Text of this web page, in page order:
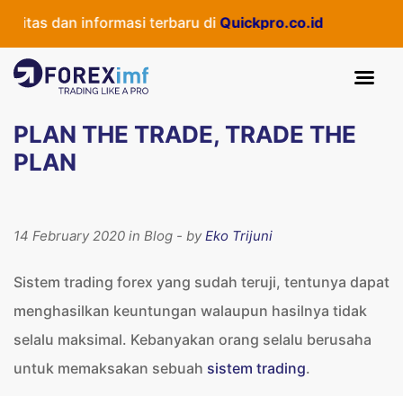
dan informasi terbaru diQuickpro.co.id
PLAN THE TRADE, TRADE THE
PLAN
14 February 2020 in Blog - byEko Trijuni
Sistem trading forex yang sudah teruji, tentunya dapat
menghasilkan keuntungan walaupun hasilnya tidak
selalu maksimal. Kebanyakan orang selalu berusaha
untuk memaksakan sebuah sistem trading.